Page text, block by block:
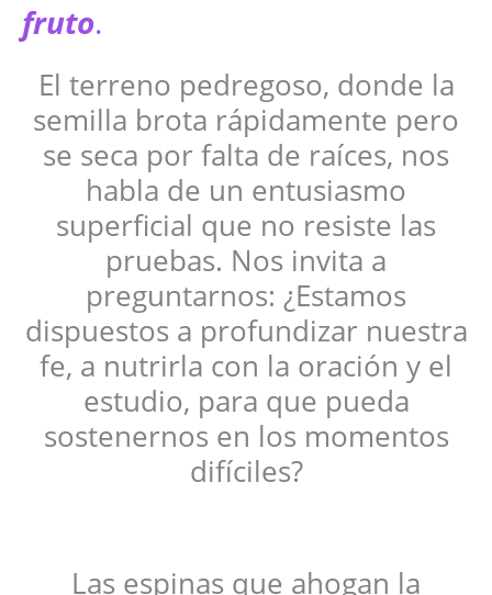
fruto.
El terreno pedregoso, donde la
semilla brota rápidamente pero
se seca por falta de raíces, nos
habla de un entusiasmo
superficial que no resiste las
pruebas. Nos invita a
preguntarnos: ¿Estamos
dispuestos a profundizar nuestra
fe, a nutrirla con la oración y el
estudio, para que pueda
sostenernos en los momentos
difíciles?
Las espinas que ahogan la